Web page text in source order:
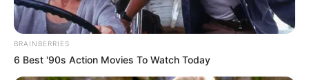
ดีอย่างมากเช็คเบอร์มงคลจาก ช้างทศพร ได้ที่นี่
:https://goo.gl/mTHmFq
BRAINBERRIES
6 Best '90s Action Movies To Watch Today